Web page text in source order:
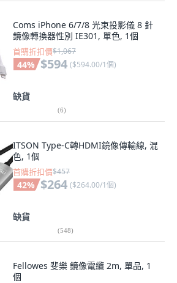
Coms iPhone 6/7/8 光束投影儀 8 針
鏡像轉換器性別 IE301, 單色, 1個
首購折扣價$1,067
44% $594 ($594.00/1個)
缺貨
(6)
ITSON Type-C轉HDMI鏡像傳輸線, 混
色, 1個
首購折扣價$457
42% $264 ($264.00/1個)
缺貨
(548)
Fellowes 斐樂 鏡像電纜 2m, 單品, 1
個